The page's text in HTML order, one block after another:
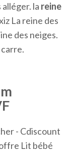
la reine
La reine des
des neiges.
- Cdiscount
Lit bébé